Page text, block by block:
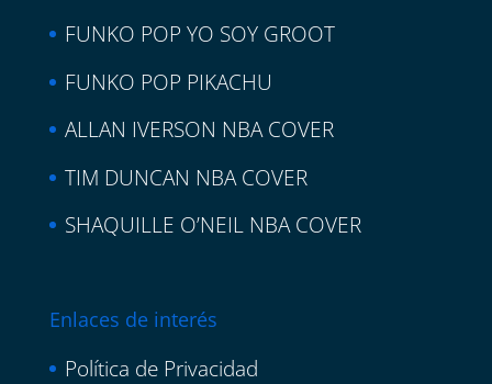
FUNKO POP YO SOY GROOT
FUNKO POP PIKACHU
ALLAN IVERSON NBA COVER
TIM DUNCAN NBA COVER
SHAQUILLE O’NEIL NBA COVER
Enlaces de interés
Política de Privacidad